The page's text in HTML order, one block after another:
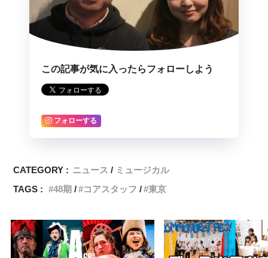
この記事が気に入ったらフォローしよう
フォローする
CATEGORY : ニュース
ミュージカル
TAGS :
48期 コアスタッフ 東京